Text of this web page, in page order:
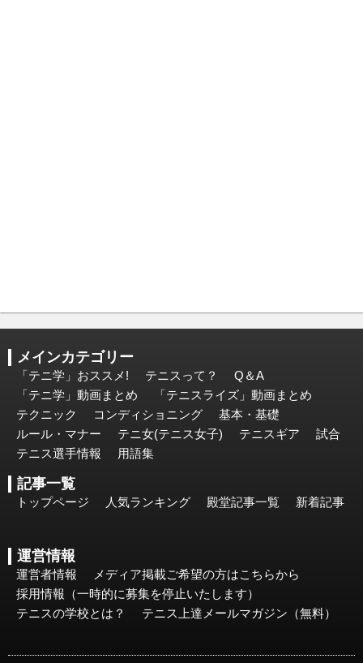
メインカテゴリー
「テニ学」おススメ! テニスって？
Q＆A
「テニ学」動画まとめ
「テニスライズ」動画まとめ
テクニック
コンディショニング
基本・基礎
ルール・マナー
テニ女(テニス女子) テニスギア
試合
テニス選手情報
用語集
記事一覧
トップページ 人気ランキング 殿堂記事一覧 新着記事
運営情報
運営者情報
メディア掲載ご希望の方はこちらから
採用情報（一時的に募集を停止いたします）
テニスの学校とは？
テニス上達メールマガジン（無料）